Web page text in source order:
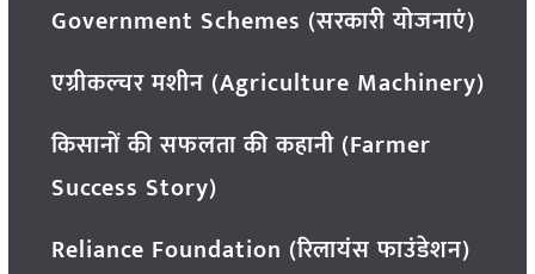
Government Schemes (सरकारी योजनाएं)
एग्रीकल्चर मशीन (Agriculture Machinery)
किसानों की सफलता की कहानी (Farmer
Success Story)
Reliance Foundation (रिलायंस फाउंडेशन)